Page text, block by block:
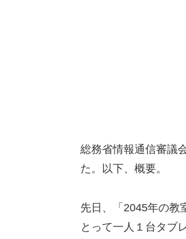
総務省情報通信審議
た。以下、概要。
先日、「2045年の教
とって一人１台タブ